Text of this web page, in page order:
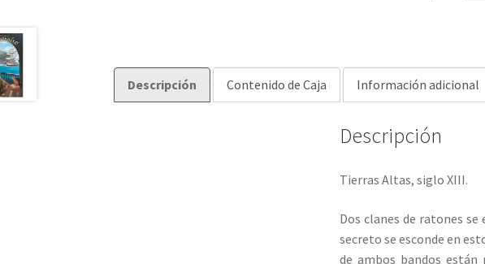
Descripción Contenido de Caja Información adicional
Descripción
Tierras Altas, siglo XIII.
Dos clanes de ratones
secreto se esconde en
de ambos bandos están